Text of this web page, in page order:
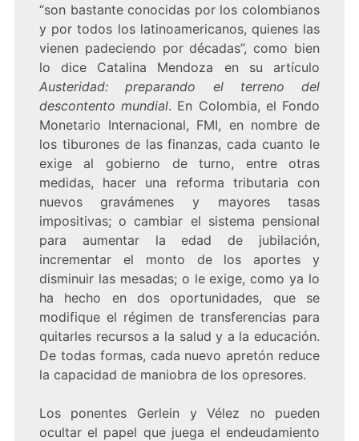
“son bastante conocidas por los colombianos
y por todos los latinoamericanos, quienes las
vienen padeciendo por décadas”, como bien
lo dice Catalina Mendoza en su artículo
Austeridad: preparando el terreno del
descontento mundial. En Colombia, el Fondo
Monetario Internacional, FMI, en nombre de
los tiburones de las finanzas, cada cuanto le
exige al gobierno de turno, entre otras
medidas, hacer una reforma tributaria con
nuevos gravámenes y mayores tasas
impositivas; o cambiar el sistema pensional
para aumentar la edad de jubilación,
incrementar el monto de los aportes y
disminuir las mesadas; o le exige, como ya lo
ha hecho en dos oportunidades, que se
modifique el régimen de transferencias para
quitarles recursos a la salud y a la educación.
De todas formas, cada nuevo apretón reduce
la capacidad de maniobra de los opresores.
Los ponentes Gerlein y Vélez no pueden
ocultar el papel que juega el endeudamiento